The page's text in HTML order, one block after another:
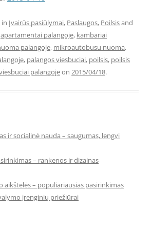
Įvairūs pasiūlymai, Paslaugos, Poilsisand
apartamentai palangoje, kambariai
palangoje, mikroautobusu nuoma,
, palangos viesbuciai, poilsis, poilsis
palangojeon 2015/04/18.
ir socialinė nauda – saugumas, lengvi
– rankenos ir dizainas
aikštelės – populiariausias pasirinkimas
įrenginių priežiūrai